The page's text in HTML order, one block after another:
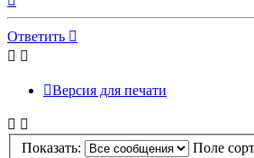
началу
Ответить
Версия для печати
Показать: Поле